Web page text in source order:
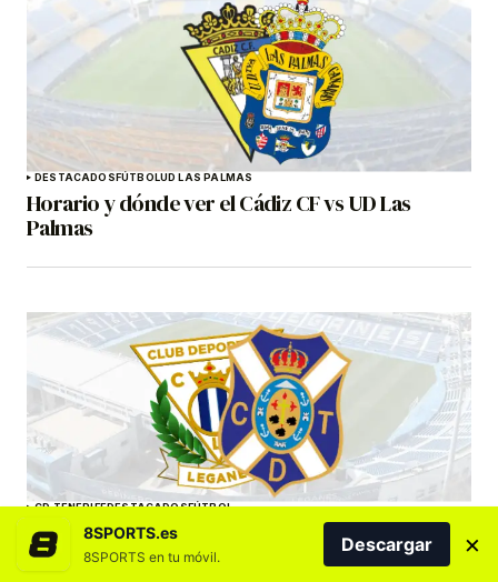
DESTACADOSFÚTBOLUD LAS PALMAS
Horario y dónde ver el Cádiz CF vs UD Las
Palmas
CD TENERIFEDESTACADOSFÚTBOL
El Tenerife cierra la pretemporada ante el
Leganés
8SPORTS.es
8SPORTS en tu móvil.
Descargar ×